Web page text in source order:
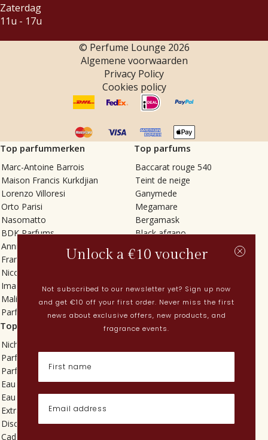
Zaterdag
11u - 17u
© Perfume Lounge 2026
Algemene voorwaarden
Privacy Policy
Cookies policy
Top parfummerken
Marc-Antoine Barrois
Maison Francis Kurkdjian
Lorenzo Villoresi
Orto Parisi
Nasomatto
BDK Parfums
Annindriya
Francesca Bianchi
Nicolaï
Imaginary Authors
Malin + Goetz
Parfums MDCI
Top parfums
Baccarat rouge 540
Teint de neige
Ganymede
Megamare
Bergamask
Black afgano
Tilia
Vetiver Rain
In Love with Everything
Sticky Fingers
Top categorieën
Niche parfums
Parfums voor dames
Parfums voor heren
Eau de toilette
Eau de parfum
Extrait de parfum
Discovery sets
Cadeaus
Actueel
Perfume Finder
Wat is oudh?
Poederige parfums
Unlock a €10 voucher
Not subscribed to our newsletter yet? Sign up now
and get €10 off your first order. Never miss the first
news about exclusive offers, new products, and
fragrance events.